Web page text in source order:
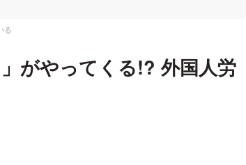
る
がやってくる!? 外国人労